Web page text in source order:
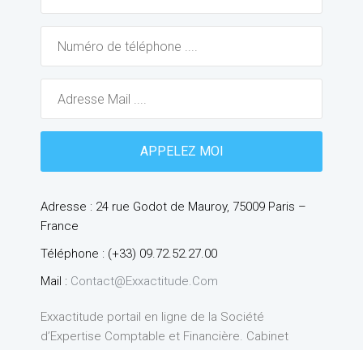
Adresse : 24 rue Godot de Mauroy, 75009 Paris –
France
Téléphone : (+33) 09.72.52.27.00
Mail : Contact@exxactitude.com
Exxactitude portail en ligne de la Société
d’Expertise Comptable et Financière. Cabinet